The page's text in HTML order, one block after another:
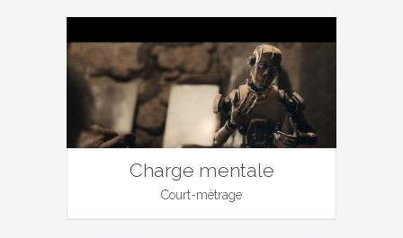
Charge mentale
Court-métrage